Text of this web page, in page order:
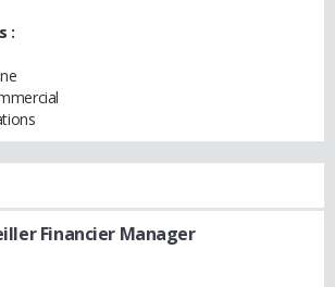
:
Financier Manager